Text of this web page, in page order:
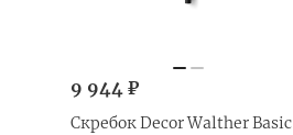
9 944 ₽
Скребок Decor Walther Basic